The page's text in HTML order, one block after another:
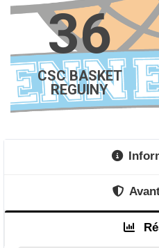
36
CSC BASKET
REGUINY